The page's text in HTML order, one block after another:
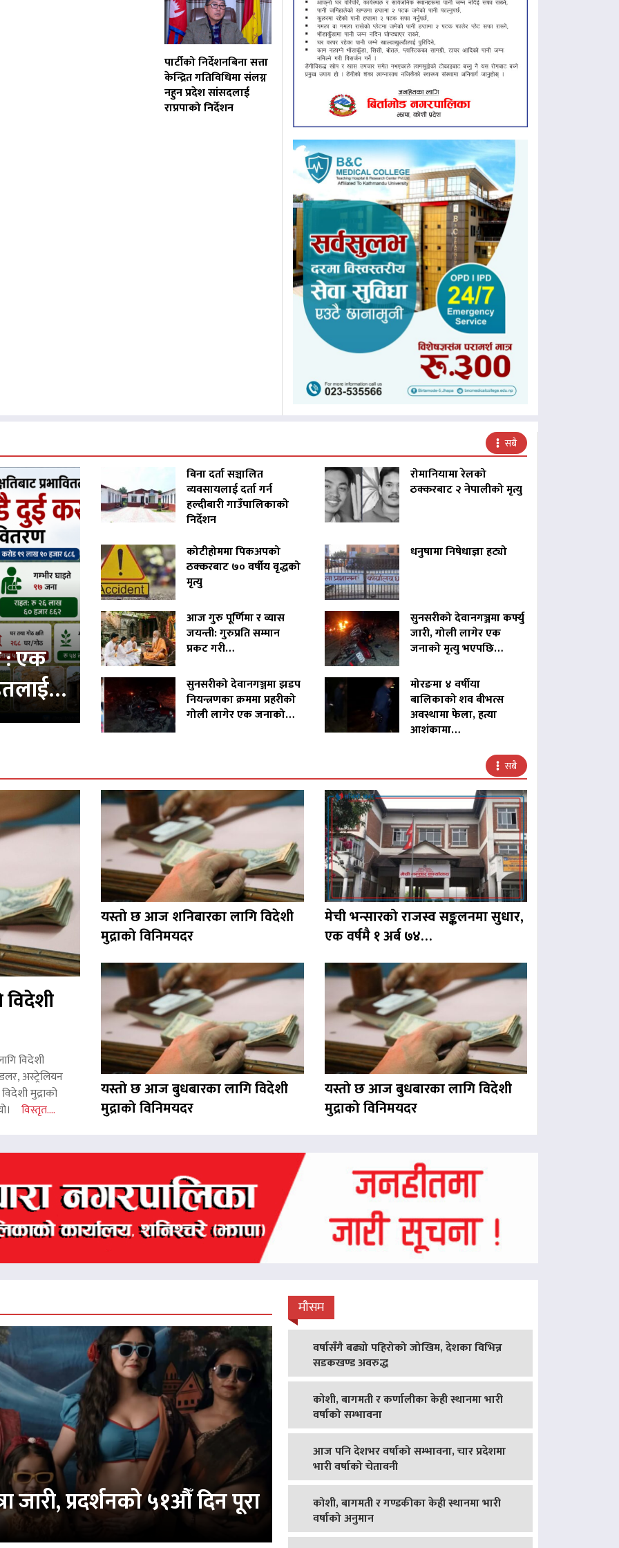
पार्टीको निर्देशनबिना सत्ता
केन्द्रित गतिविधिमा संलग्न
नहुन प्रदेश सांसदलाई
राप्रपाको निर्देशन
सबै
: एक
बिना दर्ता सञ्चालित
व्यवसायलाई दर्ता गर्न
हल्दीबारी गाउँपालिकाको
निर्देशन
रोमानियामा रेलको
ठक्करबाट २ नेपालीको मृत्यु
कोटीहोममा पिकअपको
ठक्करबाट ७० वर्षीय वृद्धको
मृत्यु
धनुषामा निषेधाज्ञा हट्यो
आज गुरु पूर्णिमा र व्यास
जयन्ती: गुरुप्रति सम्मान
प्रकट गरी…
सुनसरीको देवानगञ्जमा कर्फ्यु
जारी, गोली लागेर एक
जनाको मृत्यु भएपछि…
सुनसरीको देवानगञ्जमा झडप
नियन्त्रणका क्रममा प्रहरीको
गोली लागेर एक जनाको…
मोरङमा ४ वर्षीया
बालिकाको शव बीभत्स
अवस्थामा फेला, हत्या
आशंकामा…
सबै
विदेशी
अस्ट्रेलियन
मुद्राको
विस्तृत....
यस्तो छ आज शनिबारका लागि विदेशी
मुद्राको विनिमयदर
मेची भन्सारको राजस्व सङ्कलनमा सुधार,
एक वर्षमै १ अर्ब ७४…
यस्तो छ आज बुधबारका लागि विदेशी
मुद्राको विनिमयदर
यस्तो छ आज बुधबारका लागि विदेशी
मुद्राको विनिमयदर
जारी, प्रदर्शनको ५१औँ दिन पूरा
मौसम
वर्षासँगै बढ्यो पहिरोको जोखिम, देशका विभिन्न
सडकखण्ड अवरुद्ध
कोशी, बागमती र कर्णालीका केही स्थानमा भारी
वर्षाको सम्भावना
आज पनि देशभर वर्षाको सम्भावना, चार प्रदेशमा
भारी वर्षाको चेतावनी
कोशी, बागमती र गण्डकीका केही स्थानमा भारी
वर्षाको अनुमान